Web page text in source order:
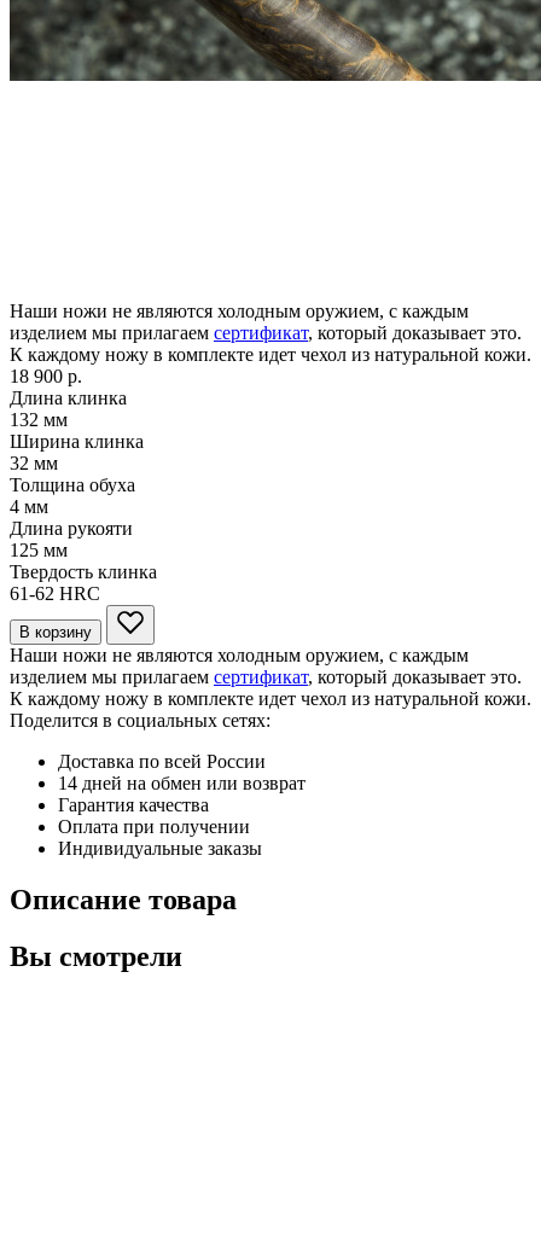
Наши ножи не являются холодным оружием, с каждым
изделием мы прилагаем сертификат, который доказывает это.
К каждому ножу в комплекте идет чехол из натуральной кожи.
18 900 р.
Длина клинка
132 мм
Ширина клинка
32 мм
Толщина обуха
4 мм
Длина рукояти
125 мм
Твердость клинка
61-62 HRC
В корзину
Наши ножи не являются холодным оружием, с каждым
изделием мы прилагаем сертификат, который доказывает это.
К каждому ножу в комплекте идет чехол из натуральной кожи.
Поделится в социальных сетях:
Доставка по всей России
14 дней на обмен или возврат
Гарантия качества
Оплата при получении
Индивидуальные заказы
Описание товара
Вы смотрели